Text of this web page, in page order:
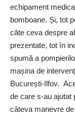
echipament
bomboane. Și, tot
câte ceva despre
prezentate, tot în
spumă a
mașina de
București-Ilfov.
de care s-au ajutat
câteva manevre